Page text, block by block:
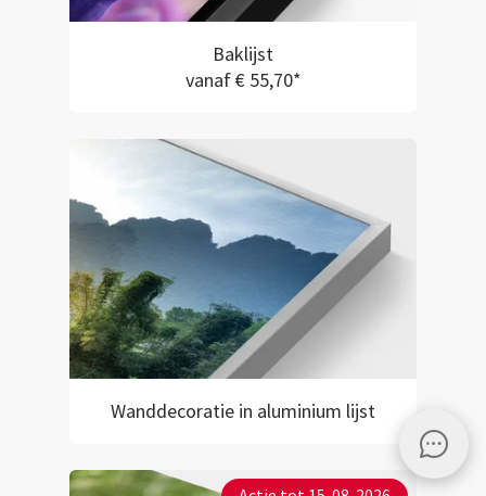
Baklijst
vanaf € 55,70*
Wanddecoratie in aluminium lijst